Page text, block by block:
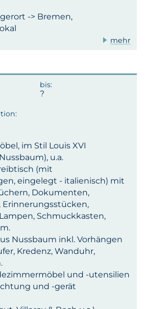
-> Bremen,
mehr
im Stil Louis XVI
u.a.
(mit
eingelegt - italienisch) mit
Dokumenten,
Erinnerungsstücken,
Schmuckkasten,
Nussbaum inkl. Vorhängen
Kredenz, Wanduhr,
und -utensilien
und -gerät